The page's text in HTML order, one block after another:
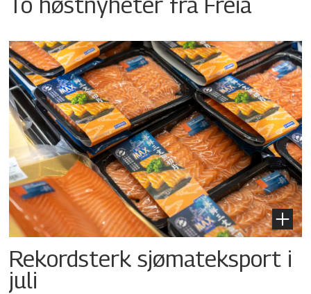
Rekordsterk sjømateksport i
juli